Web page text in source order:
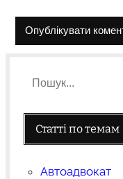
Статті по темам
Автоадвокат